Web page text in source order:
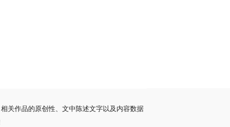
关作品的原创性、文中陈述文字以及内容数据